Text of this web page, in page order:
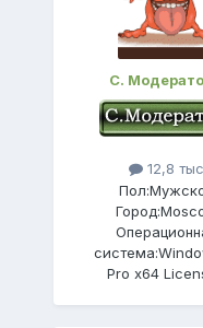
С.
12,8 тыс
Пол:
Город:
система:
Pro x64